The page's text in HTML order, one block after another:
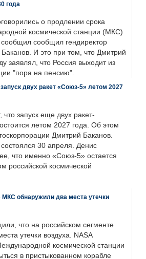
года
о продлении срока
космической станции (МКС)
сообщил гендиректор
И это при том, что Дмитрий
заявлял, что Россия выходит из
"пора на пенсию".
двух ракет «Союз-5» летом 2027
запуск еще двух ракет-
летом 2027 года. Об этом
Дмитрий Баканов.
30 апреля. Денис
что именно «Союз-5» остается
российской космической
МКС обнаружили два места утечки
что на российском сегменте
утечки воздуха. NASA
космической станции
в пристыкованном корабле